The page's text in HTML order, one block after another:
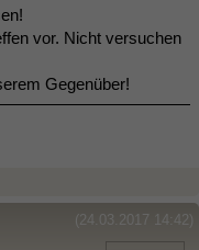
vor. Nicht versuchen
Gegenüber!
(24.03.2017 14:42)